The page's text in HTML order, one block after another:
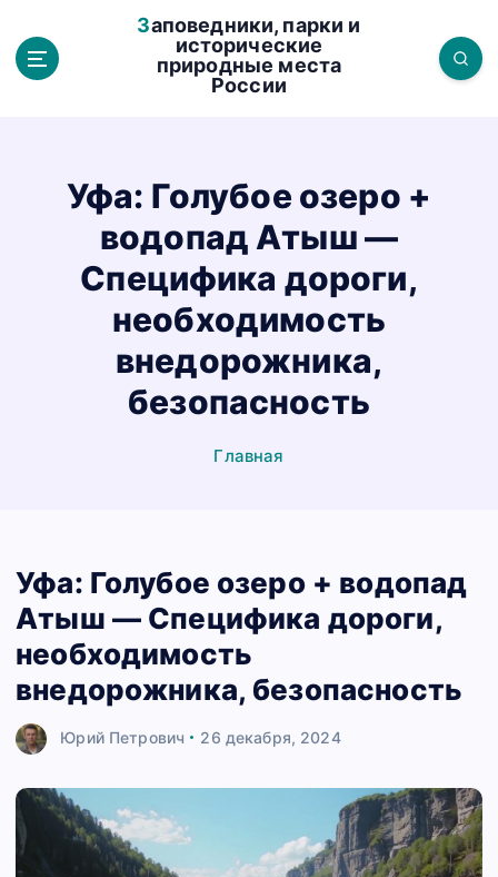
Заповедники, парки и
исторические
природные места
России
Уфа: Голубое озеро +
водопад Атыш —
Специфика дороги,
необходимость
внедорожника,
безопасность
Главная
Уфа: Голубое озеро + водопад
Атыш — Специфика дороги,
необходимость
внедорожника, безопасность
Юрий Петрович 26 декабря, 2024